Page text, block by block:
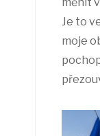
měnit
Je to
moje